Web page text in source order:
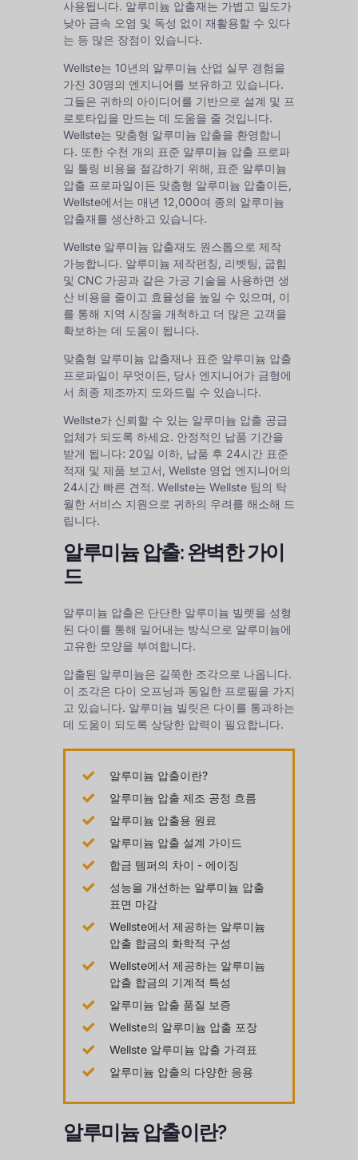
사용됩니다. 알루미늄 압출재는 가볍고 밀도가
낮아 금속 오염 및 독성 없이 재활용할 수 있다
는 등 많은 장점이 있습니다.
Wellste는 10년의 알루미늄 산업 실무 경험을
가진 30명의 엔지니어를 보유하고 있습니다.
그들은 귀하의 아이디어를 기반으로 설계 및 프
로토타입을 만드는 데 도움을 줄 것입니다.
Wellste는 맞춤형 알루미늄 압출을 환영합니
다. 또한 수천 개의 표준 알루미늄 압출 프로파
일 툴링 비용을 절감하기 위해, 표준 알루미늄
압출 프로파일이든 맞춤형 알루미늄 압출이든,
Wellste에서는 매년 12,000여 종의 알루미늄
압출재를 생산하고 있습니다.
Wellste 알루미늄 압출재도 원스톱으로 제작
가능합니다. 알루미늄 제작펀칭, 리벳팅, 굽힘
및 CNC 가공과 같은 가공 기술을 사용하면 생
산 비용을 줄이고 효율성을 높일 수 있으며, 이
를 통해 지역 시장을 개척하고 더 많은 고객을
확보하는 데 도움이 됩니다.
맞춤형 알루미늄 압출재나 표준 알루미늄 압출
프로파일이 무엇이든, 당사 엔지니어가 금형에
서 최종 제조까지 도와드릴 수 있습니다.
Wellste가 신뢰할 수 있는 알루미늄 압출 공급
업체가 되도록 하세요. 안정적인 납품 기간을
받게 됩니다: 20일 이하, 납품 후 24시간 표준
적재 및 제품 보고서, Wellste 영업 엔지니어의
24시간 빠른 견적. Wellste는 Wellste 팀의 탁
월한 서비스 지원으로 귀하의 우려를 해소해 드
립니다.
알루미늄 압출: 완벽한 가이
드
알루미늄 압출은 단단한 알루미늄 빌렛을 성형
된 다이를 통해 밀어내는 방식으로 알루미늄에
고유한 모양을 부여합니다.
압출된 알루미늄은 길쭉한 조각으로 나옵니다.
이 조각은 다이 오프닝과 동일한 프로필을 가지
고 있습니다. 알루미늄 빌릿은 다이를 통과하는
데 도움이 되도록 상당한 압력이 필요합니다.
알루미늄 압출이란?
알루미늄 압출 제조 공정 흐름
알루미늄 압출용 원료
알루미늄 압출 설계 가이드
합금 템퍼의 차이 - 에이징
성능을 개선하는 알루미늄 압출
표면 마감
Wellste에서 제공하는 알루미늄
압출 합금의 화학적 구성
Wellste에서 제공하는 알루미늄
압출 합금의 기계적 특성
알루미늄 압출 품질 보증
Wellste의 알루미늄 압출 포장
Wellste 알루미늄 압출 가격표
알루미늄 압출의 다양한 응용
알루미늄 압출이란?